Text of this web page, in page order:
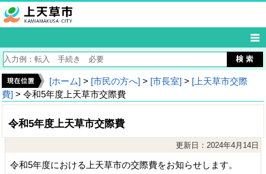
[ホーム] > [市民の方へ] > [市長室] > [上天草市交際
費] > 令和5年度上天草市交際費
令和5年度上天草市交際費
更新日：2024年4月14日
令和5年度における上天草市の交際費をお知らせします。